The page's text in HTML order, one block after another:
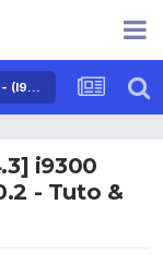
Samsung Galaxy S3 - Développement, Rom & Co - (I9300 uniquement )
i9300
- Tuto &